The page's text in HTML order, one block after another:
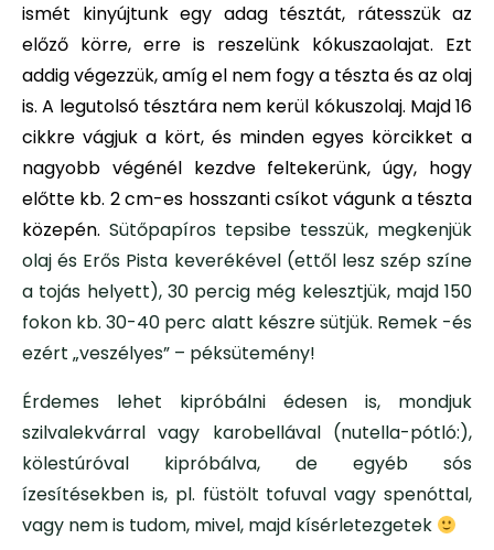
ismét kinyújtunk egy adag tésztát, rátesszük az
előző körre, erre is reszelünk kókuszaolajat. Ezt
addig végezzük, amíg el nem fogy a tészta és az olaj
is. A legutolsó tésztára nem kerül kókuszolaj. Majd 16
cikkre vágjuk a kört, és minden egyes körcikket a
nagyobb végénél kezdve feltekerünk, úgy, hogy
előtte kb. 2 cm-es hosszanti csíkot vágunk a tészta
közepén. Sütőpapíros tepsibe tesszük, megkenjük
olaj és Erős Pista keverékével (ettől lesz szép színe
a tojás helyett), 30 percig még kelesztjük, majd 150
fokon kb. 30-40 perc alatt készre sütjük. Remek -és
ezért „veszélyes” – péksütemény!
Érdemes lehet kipróbálni édesen is, mondjuk
szilvalekvárral vagy karobellával (nutella-pótló:),
kölestúróval kipróbálva, de egyéb sós
ízesítésekben is, pl. füstölt tofuval vagy spenóttal,
vagy nem is tudom, mivel, majd kísérletezgetek